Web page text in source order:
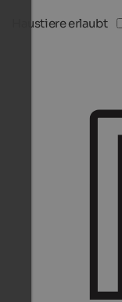
Haustiere erlaubt